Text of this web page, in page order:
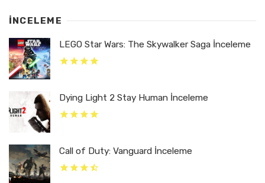
İNCELEME
LEGO Star Wars: The Skywalker Saga İnceleme
Dying Light 2 Stay Human İnceleme
Call of Duty: Vanguard İnceleme